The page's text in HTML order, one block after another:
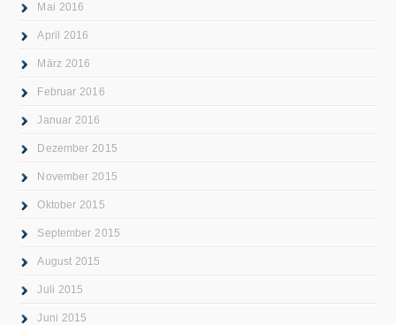
Mai 2016
April 2016
März 2016
Februar 2016
Januar 2016
Dezember 2015
November 2015
Oktober 2015
September 2015
August 2015
Juli 2015
Juni 2015